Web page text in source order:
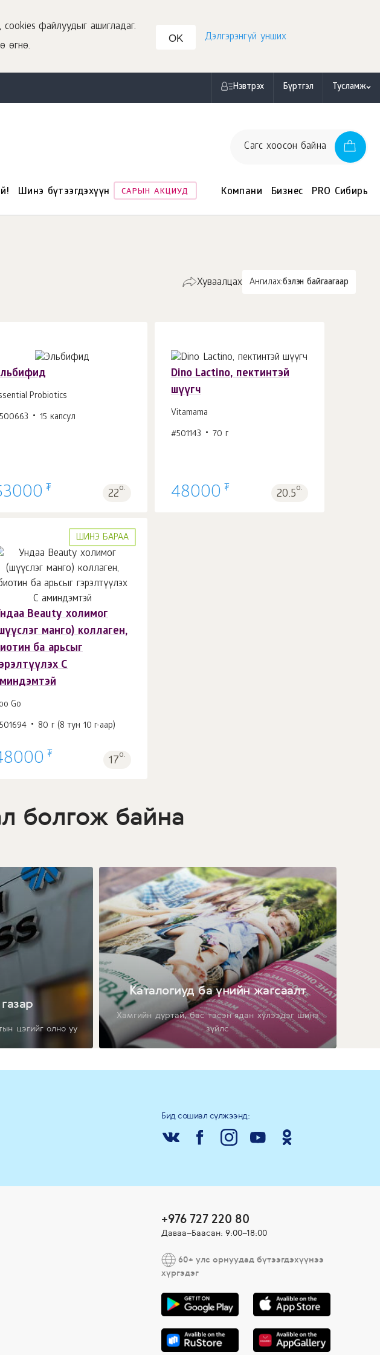
файлуудыг ашигладаг.
өгнө.
OK Дэлгэрэнгүй унших
Нэвтрэх Бүртгэл Тусламж
Сагс хоосон байна
Шинэ бүтээгдэхүүн САРЫН АКЦИУД Компани Бизнес PRO Сибирь
Ангилах:бэлэн байгаагаар
Хуваалцах
Probiotics
15 капсул
₮ 22о.
Сагсанд 1
Dino Lactino, пектинтэй
шүүгч
Vitamama
#501143 70 г
48000 ₮ 20.5о.
ШИНЭ БАРАА
Beauty холимог
манго) коллаген,
ба арьсыг
С
Gо
80 г (8 тун 10 г-аар)
₮ 17о.
Сагсанд 1ш.
болгож байна
цэгийг олно уу
Каталогиуд ба үнийн жагсаалт
Хамгийн дуртай, бас тэсэн ядан хүлээдэг шинэ
зүйлс
Бид сошиал сүлжээнд:
+976 727 220 80
Даваа–Баасан: 9:00–18:00
60+ улс орнуудад бүтээгдэхүүнээ
хүргэдэг